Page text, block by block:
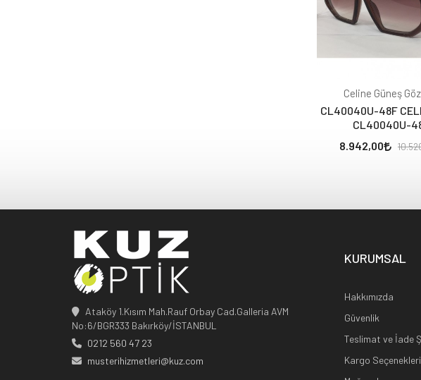
Celine Güneş
CL40040U-48F
CL40040U-
8.942,00
Ataköy 1.Kısım Mah.Rauf Orbay Cad.Galleria AVM
No:6/BGR333 Bakırköy/İSTANBUL
0212 560 47 23
musterihizmetleri@kuz.com
KURUMSAL
Hakkımızda
Güvenlik
Teslimat ve İade
Kargo Seçenekleri